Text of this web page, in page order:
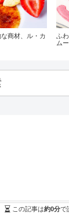
商材、ル・カ
ふ
ム
この記事は約0分で